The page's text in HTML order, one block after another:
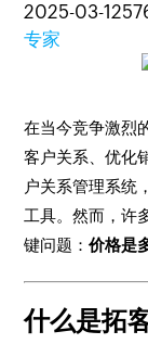
2025-03-12
专家
在当今竞争激烈
客户关系、优化
户关系管理系统
工具。然而，许
键问题：价格是
什么是拓